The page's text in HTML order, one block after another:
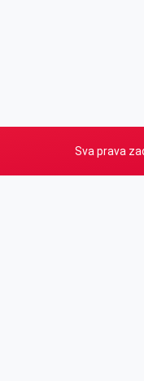
Sva prava